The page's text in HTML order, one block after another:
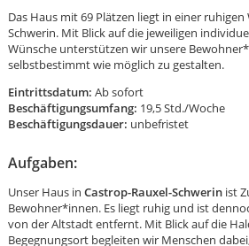
Das Haus mit 69 Plätzen liegt in einer
Schwerin. Mit Blick auf die jeweiligen
Wünsche unterstützen wir unsere
selbstbestimmt wie möglich zu gestalten.
Eintrittsdatum: Ab sofort
Beschäftigungsumfang: 19,5 Std./Woche
Beschäftigungsdauer: unbefristet
Aufgaben:
Unser Haus in Castrop-Rauxel-Schwerinist
Bewohner*innen. Es liegt ruhig und ist
von der Altstadt entfernt. Mit Blick auf die
Begegnungsort begleiten wir Menschen
Karte